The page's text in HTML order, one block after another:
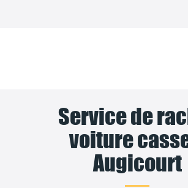
Service de
voiture
Augicourt